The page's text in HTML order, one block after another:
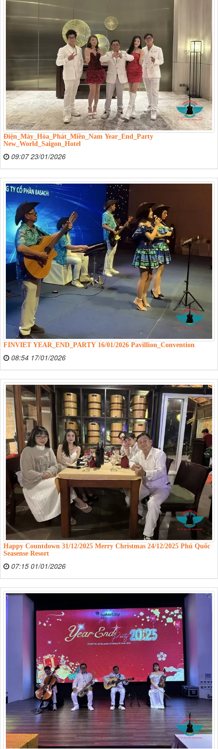
Điện_Máy_Hòa_Phát_Miền_Nam Year_End_Party
New_World_Saigon_Hotel
09:07 23/01/2026
FINVIET YEAR_END_PARTY 16/01/2026 Pavillion_Convention
08:54 17/01/2026
Happy Countdown 31/12/2025 Merry Christmas 24/12/2025 Phú Quốc
Seasense Resort
07:15 01/01/2026